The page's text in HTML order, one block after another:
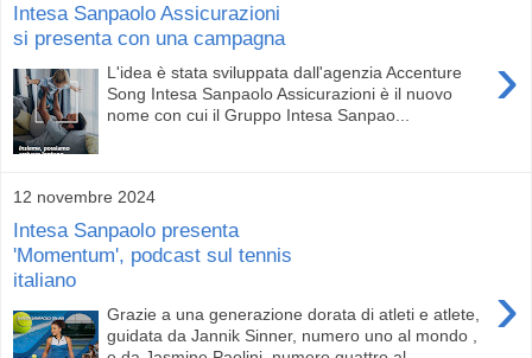
Intesa Sanpaolo Assicurazioni
si presenta con una campagna
›
L'idea è stata sviluppata dall'agenzia Accenture
Song Intesa Sanpaolo Assicurazioni è il nuovo
nome con cui il Gruppo Intesa Sanpao...
12 novembre 2024
Intesa Sanpaolo presenta
'Momentum', podcast sul tennis
italiano
›
Grazie a una generazione dorata di atleti e atlete,
guidata da Jannik Sinner, numero uno al mondo ,